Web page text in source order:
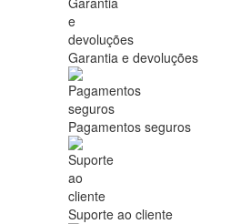
Garantia e devoluções
Pagamentos seguros
Suporte ao cliente